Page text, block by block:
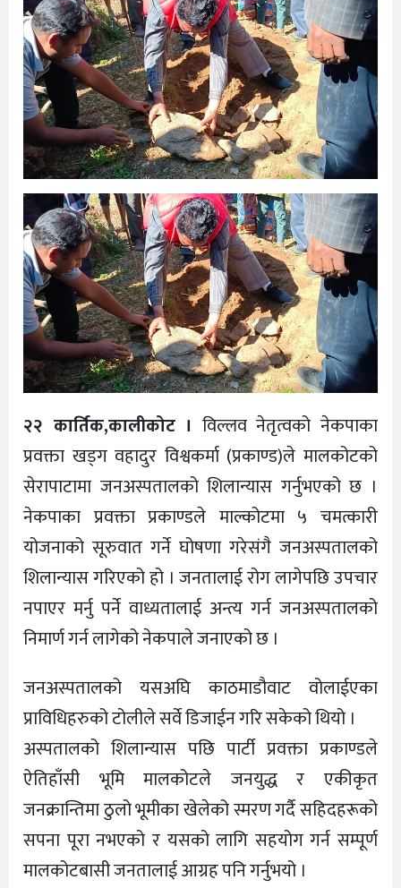
२२ कार्तिक,कालीकोट । विल्लव नेतृत्वको नेकपाका
प्रवक्ता खड्ग वहादुर विश्वकर्मा (प्रकाण्ड)ले मालकोटको
सेरापाटामा जनअस्पतालको शिलान्यास गर्नुभएको छ ।
नेकपाका प्रवक्ता प्रकाण्डले माल्कोटमा ५ चमत्कारी
योजनाको सूरुवात गर्ने घोषणा गरेसंगै जनअस्पतालको
शिलान्यास गरिएको हो । जनतालाई रोग लागेपछि उपचार
नपाएर मर्नु पर्ने वाध्यतालाई अन्त्य गर्न जनअस्पतालको
निमार्ण गर्न लागेको नेकपाले जनाएको छ ।
जनअस्पतालको यसअघि काठमाडौवाट वोलाईएका
प्राविधिहरुको टोलीले सर्वे डिजाईन गरि सकेको थियो ।
अस्पतालको शिलान्यास पछि पार्टी प्रवक्ता प्रकाण्डले
ऐतिहाँसी भूमि मालकोटले जनयुद्ध र एकीकृत
जनक्रान्तिमा ठुलो भूमीका खेलेको स्मरण गर्दै सहिदहरूको
सपना पूरा नभएको र यसको लागि सहयोग गर्न सम्पूर्ण
मालकोटबासी जनतालाई आग्रह पनि गर्नुभयो ।